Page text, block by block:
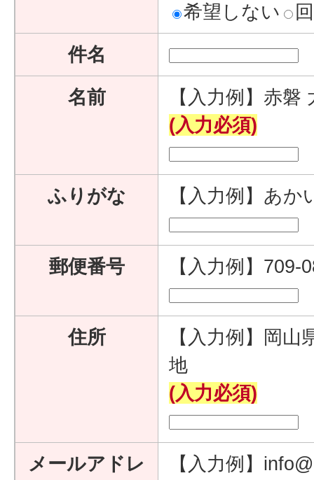
希望しない
件名
名前
【入力例】赤磐
(入力必須)
ふりがな 【入力例】あ
郵便番号 【入力例】
住所
【入力例】岡
地
(入力必須)
メールアドレ
【入力例】